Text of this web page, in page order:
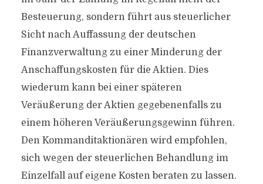
Besteuerung, sondern führt aus steuerlicher
Sicht nach Auffassung der deutschen
Finanzverwaltung zu einer Minderung der
Anschaffungskosten für die Aktien. Dies
wiederum kann bei einer späteren
Veräußerung der Aktien gegebenenfalls zu
einem höheren Veräußerungsgewinn führen.
Den Kommanditaktionären wird empfohlen,
sich wegen der steuerlichen Behandlung im
Einzelfall auf eigene Kosten beraten zu lassen.